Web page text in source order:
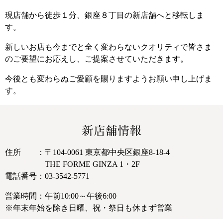
現店舗から徒歩１分、銀座８丁目の新店舗へと移転しま
す。
新しいお店も今までと全く変わらないクオリティで皆さま
のご要望にお応えし、ご提案させていただきます。
今後とも変わらぬご愛顧を賜りますようお願い申し上げま
す。
新店舗情報
住所 ：〒104-0061 東京都中央区銀座8-18-4
THE FORME GINZA 1・2F
電話番号：03-3542-5771
営業時間：午前10:00～午後6:00
※年末年始を除き日曜、祝・祭日も休まず営業